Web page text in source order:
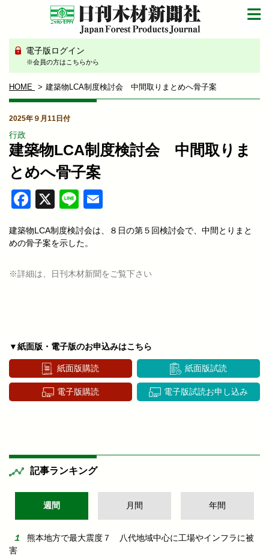
電子版ログイン
※会員の方はこちらから
HOME 建築物LCA制度検討会 中間取りまとめへ骨子案
2025年９月11日付
行政
建築物LCA制度検討会 中間取りま
とめへ骨子案
Facebook
X Line
建築物LCA制度検討会は、８日の第５回検討会で、中間とりまと
めの骨子案を示した。
※詳細は、日刊木材新聞をご覧下さい
▼紙面版・電子版のお申込みはこちら
紙面版購読 紙面版試読
電子版購読 電子版試読お申し込み
記事ランキング
週間 月間 年間
熊本地方で最大震度７ 八代地域中心に工場やインフラに被
害